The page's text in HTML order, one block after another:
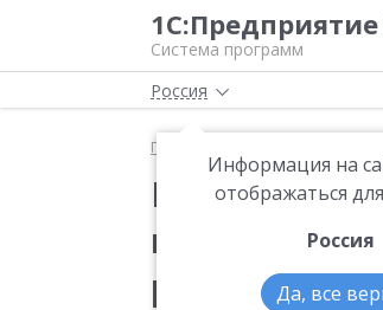
1С:Предприятие
Система программ
Россия
Информация на
отображаться
Россия
Да, все
Главная Вышла
Вышла новая
редакция 3.0